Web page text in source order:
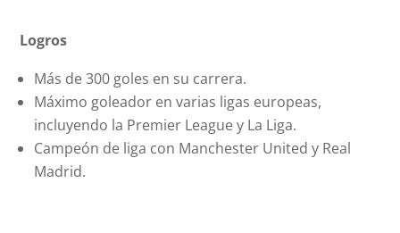
Logros
Más de 300 goles en su carrera.
Máximo goleador en varias ligas europeas,
incluyendo la Premier League y La Liga.
Campeón de liga con Manchester United y Real
Madrid.